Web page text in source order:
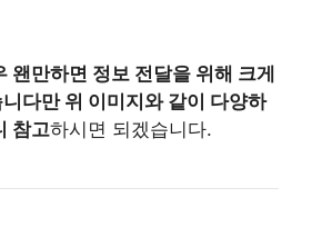
왠만하면 정보 전달을 위해 크게
다만 위 이미지와 같이 다양하
참고하시면 되겠습니다.